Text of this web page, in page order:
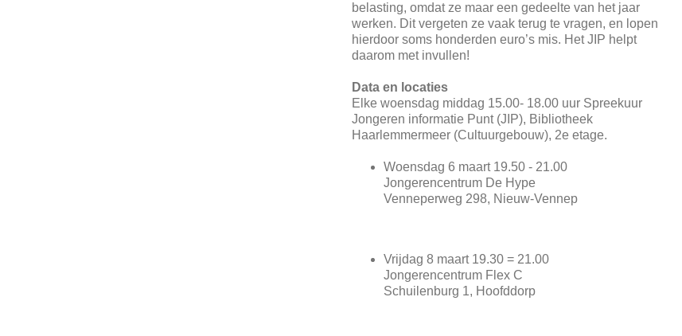
belasting, omdat ze maar een gedeelte van het jaar
werken. Dit vergeten ze vaak terug te vragen, en lopen
hierdoor soms honderden euro’s mis. Het JIP helpt
daarom met invullen!
Data en locaties
Elke woensdag middag 15.00- 18.00 uur Spreekuur
Jongeren informatie Punt (JIP), Bibliotheek
Haarlemmermeer (Cultuurgebouw), 2e etage.
Woensdag 6 maart 19.50 - 21.00
Jongerencentrum De Hype
Venneperweg 298, Nieuw-Vennep
Vrijdag 8 maart 19.30 = 21.00
Jongerencentrum Flex C
Schuilenburg 1, Hoofddorp